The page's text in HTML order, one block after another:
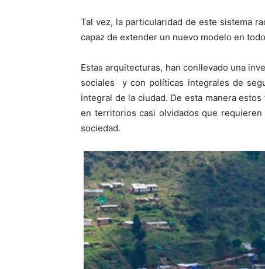
Tal vez, la particularidad de este sistema
capaz de extender un nuevo modelo en
Estas arquitecturas, han conllevado una
sociales y con políticas integrales de
integral de la ciudad. De esta manera
en territorios casi olvidados que
sociedad.